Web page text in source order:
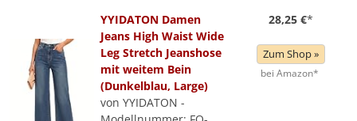
YYIDATON Damen
Jeans High Waist Wide
Leg Stretch Jeanshose
mit weitem Bein
(Dunkelblau, Large)
von YYIDATON -
28,25 €*
Zum Shop »
bei Amazon*